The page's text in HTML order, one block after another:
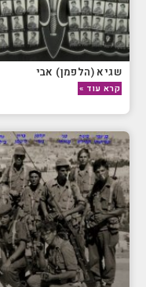
שגיא (הלפמן) אבי
קרא עוד »